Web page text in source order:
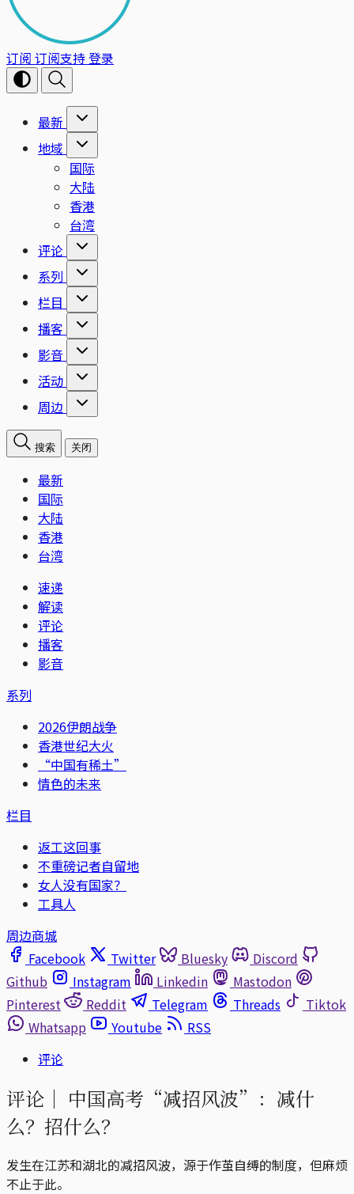
订阅 订阅支持登录
最新
地域
国际
大陆
香港
台湾
评论
系列
栏目
播客
影音
活动
周边
搜索 关闭
最新
国际
大陆
香港
台湾
速递
解读
评论
播客
影音
系列
2026伊朗战争
香港世纪大火
“中国有稀土”
情色的未来
栏目
返工这回事
不重磅记者自留地
女人没有国家？
工具人
周边商城
Facebook
Twitter Bluesky
Discord
Github
Instagram Linkedin
Mastodon
Pinterest
Reddit Telegram Threads
Tiktok
Whatsapp
Youtube
RSS
评论
评论｜ 中国高考“减招风波”：减什
么？招什么？
发生在江苏和湖北的减招风波，源于作茧自缚的制度，但麻烦
不止于此。